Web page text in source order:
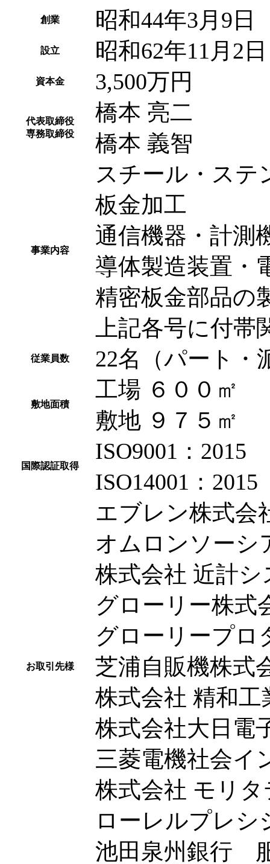
創業 昭和44年3月9日
設立 昭和62年11月2日
資本金 3,500万円
代表取締役
専務取締役
橋本 亮二
橋本 義智
事業内容
スチール・ステ
板金加工
通信機器・計測
導体製造装置・
精密板金部品の
上記各号に付
従業員数 22名（パート・
敷地面積
工場 ６００㎡
敷地 ９７５㎡
国際認証取得
ISO9001：2015
ISO14001：2015
お取引先様
エブレン株式会
オムロンソーシ
株式会社 近計シ
グローリー株式
グローリープロ
芝浦自販機株式
株式会社 精和工
株式会社大日電
三菱電機社会イ
株式会社 モリ
ローレルプレシ
池田泉州銀行